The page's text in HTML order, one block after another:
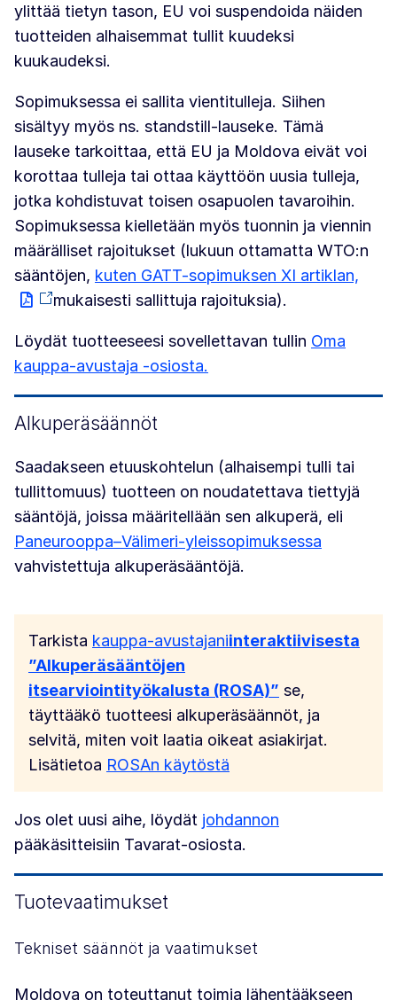
ylittää tietyn tason, EU voi suspendoida näiden
tuotteiden alhaisemmat tullit kuudeksi
kuukaudeksi.
Sopimuksessa ei sallita vientitulleja. Siihen
sisältyy myös ns. standstill-lauseke. Tämä
lauseke tarkoittaa, että EU ja Moldova eivät voi
korottaa tulleja tai ottaa käyttöön uusia tulleja,
jotka kohdistuvat toisen osapuolen tavaroihin.
Sopimuksessa kielletään myös tuonnin ja viennin
määrälliset rajoitukset (lukuun ottamatta WTO:n
sääntöjen, kuten GATT-sopimuksen XI artiklan,
mukaisesti sallittuja rajoituksia).
Löydät tuotteeseesi sovellettavan tullin Oma
kauppa-avustaja -osiosta.
Alkuperäsäännöt
Saadakseen etuuskohtelun (alhaisempi tulli tai
tullittomuus) tuotteen on noudatettava tiettyjä
sääntöjä, joissa määritellään sen alkuperä, eli
Paneurooppa–Välimeri-yleissopimuksessa
vahvistettuja alkuperäsääntöjä.
Tarkista kauppa-avustajaniinteraktiivisesta
”Alkuperäsääntöjen
itsearviointityökalusta (ROSA)” se,
täyttääkö tuotteesi alkuperäsäännöt, ja
selvitä, miten voit laatia oikeat asiakirjat.
Lisätietoa ROSAn käytöstä
Jos olet uusi aihe, löydät johdannon
pääkäsitteisiin Tavarat-osiosta.
Tuotevaatimukset
Tekniset säännöt ja vaatimukset
Moldova on toteuttanut toimia lähentääkseen